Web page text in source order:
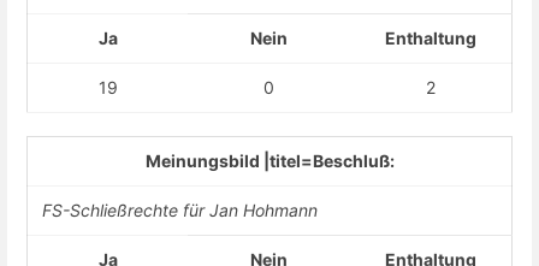
Ja Nein Enthaltung
19 0 2
Meinungsbild |titel=Beschluß:
FS-Schließrechte für Jan Hohmann
Ja Nein Enthaltung